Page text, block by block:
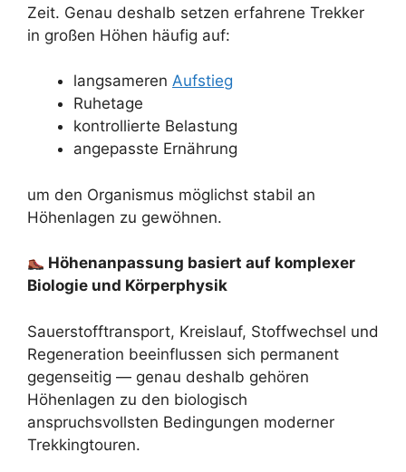
Zeit. Genau deshalb setzen erfahrene Trekker
in großen Höhen häufig auf:
langsameren Aufstieg
Ruhetage
kontrollierte Belastung
angepasste Ernährung
um den Organismus möglichst stabil an
Höhenlagen zu gewöhnen.
Höhenanpassung basiert auf komplexer
Biologie und Körperphysik
Sauerstofftransport, Kreislauf, Stoffwechsel und
Regeneration beeinflussen sich permanent
gegenseitig — genau deshalb gehören
Höhenlagen zu den biologisch
anspruchsvollsten Bedingungen moderner
Trekkingtouren.